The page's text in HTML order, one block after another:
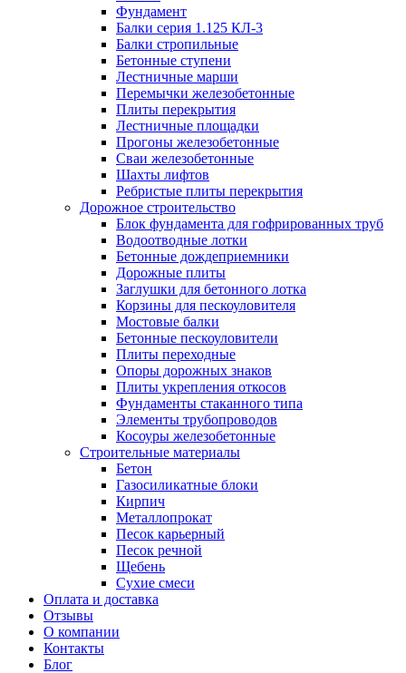
Фундамент
Балки серия 1.125 КЛ-3
Балки стропильные
Бетонные ступени
Лестничные марши
Перемычки железобетонные
Плиты перекрытия
Лестничные площадки
Прогоны железобетонные
Сваи железобетонные
Шахты лифтов
Ребристые плиты перекрытия
Дорожное строительство
Блок фундамента для гофрированных труб
Водоотводные лотки
Бетонные дождеприемники
Дорожные плиты
Заглушки для бетонного лотка
Корзины для пескоуловителя
Мостовые балки
Бетонные пескоуловители
Плиты переходные
Опоры дорожных знаков
Плиты укрепления откосов
Фундаменты стаканного типа
Элементы трубопроводов
Косоуры железобетонные
Строительные материалы
Бетон
Газосиликатные блоки
Кирпич
Металлопрокат
Песок карьерный
Песок речной
Щебень
Сухие смеси
Оплата и доставка
Отзывы
О компании
Контакты
Блог